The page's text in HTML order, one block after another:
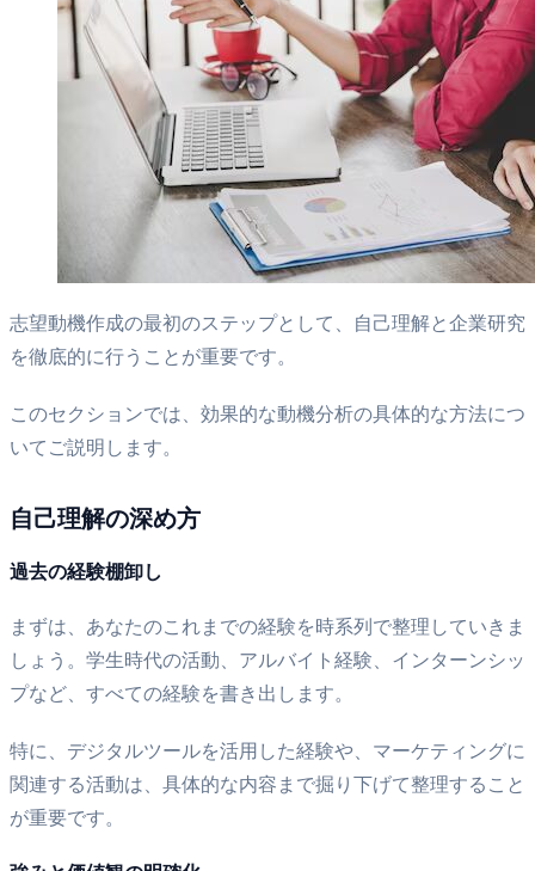
志望動機作成の最初のステップとして、自己理解と企業研究
を徹底的に行うことが重要です。
このセクションでは、効果的な動機分析の具体的な方法につ
いてご説明します。
自己理解の深め方
過去の経験棚卸し
まずは、あなたのこれまでの経験を時系列で整理していきま
しょう。学生時代の活動、アルバイト経験、インターンシッ
プなど、すべての経験を書き出します。
特に、デジタルツールを活用した経験や、マーケティングに
関連する活動は、具体的な内容まで掘り下げて整理すること
が重要です。